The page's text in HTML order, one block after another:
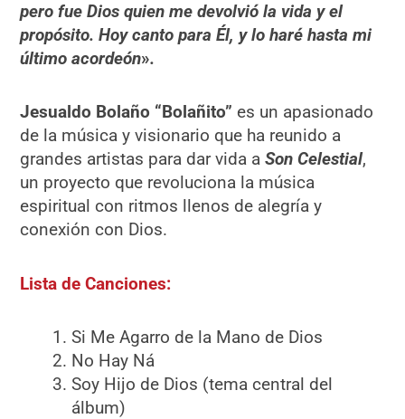
pero fue Dios quien me devolvió la vida y el
propósito. Hoy canto para Él, y lo haré hasta mi
último acordeón».
Jesualdo Bolaño “Bolañito” es un apasionado
de la música y visionario que ha reunido a
grandes artistas para dar vida aSon Celestial,
un proyecto que revoluciona la música
espiritual con ritmos llenos de alegría y
conexión con Dios.
Lista de Canciones:
Si Me Agarro de la Mano de Dios
No Hay Ná
Soy Hijo de Dios (tema central del
álbum)